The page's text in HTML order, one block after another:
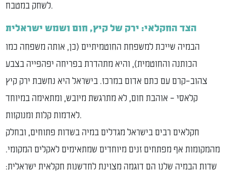
לשחק במטבח.
הצד החקלאי: ירק של קיץ, חום ושמש ישראלית
הבמיה שייכת למשפחת החוטמיתיים (כן, אותה משפחה כמו
הכותנה והחוטמית), והיא מתהדרת בפריחה יפהפייה בצבע
צהוב–קרם עם כתם אדום במרכז. בישראל היא נחשבת ירק קיץ
קלאסי – אוהבת חום, לא מתרגשת מיובש, ומתאימה במיוחד
לאדמות קלות ומנוקזות.
חקלאים רבים בישראל מגדלים במיה בשדות פתוחים, ובחלק
מהמקומות אף מפתחים זנים מיוחדים שמתאימים לאקלים המקומי.
שדות הבמיה שלנו הם דוגמה מצוינת לחדשנות חקלאית ישראלית: